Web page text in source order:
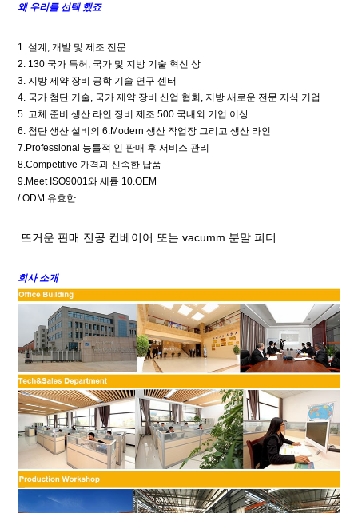
왜 우리를 선택 했죠
1. 설계, 개발 및 제조 전문.
2. 130 국가 특허, 국가 및 지방 기술 혁신 상
3. 지방제약 장비 공학 기술 연구 센터
4. 국가 첨단 기술, 국가 제약 장비 산업 협회, 지방 새로운 전문 지식 기업
5. 고체 준비 생산 라인 장비 제조 500 국내외 기업 이상
6. 첨단 생산 설비의 6.Modern 생산 작업장 그리고 생산 라인
7.Professional 능률적 인 판매 후 서비스 관리
8.Competitive 가격과 신속한 납품
9.Meet ISO9001와 세륨 10.OEM
/ ODM 유효한
뜨거운 판매 진공 컨베이어 또는 vacumm 분말 피더
회사 소개